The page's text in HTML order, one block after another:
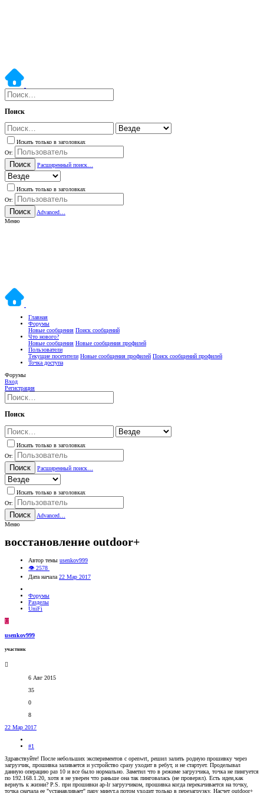
Поиск
Искать только в заголовках
От:
Поиск Расширенный поиск…
Искать только в заголовках
От:
Поиск
Advanced…
Меню
Главная
Форумы
Новые сообщения Поиск сообщений
Что нового?
Новые сообщения Новые сообщения профилей
Пользователи
Текущие посетители Новые сообщения профилей Поиск сообщений профилей
Точка доступа
Форумы
Вход
Регистрация
Поиск
Искать только в заголовках
От:
Поиск Расширенный поиск…
Искать только в заголовках
От:
Поиск
Advanced…
Меню
восстановление outdoor+
Автор темы usenkov999
👁 2578
Дата начала 22 Мар 2017
Форумы
Разделы
UniFi
U
usenkov999
участник
6 Авг 2015
35
0
8
22 Мар 2017
#1
Здравствуйте! После небольших экспериментов с openwrt, решил залить родную прошивку через
загрузчик, прошивка заливается и устройство сразу уходит в ребут, и не стартует. Проделывал
данную операцию раз 10 и все было нормально. Заметил что в режиме загрузчика, точка не пингуется
по 192.168.1.20, хотя я не уверен что раньше она так пинговалась (не проверял). Есть идеи,как
вернуть к жизни? P.S. при прошивки ap-lr загрузчиком, прошивка когда перекачивается на точку,
точка сначала ее "устанавливает" пару минут,а потом уходит только в перезагрузку. Насчет outdoor+